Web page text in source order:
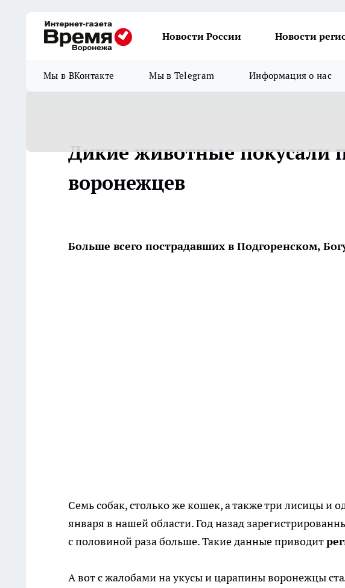
Новости России Новости
Мы в ВКонтакте Мы в Telegram Информация о нас
Дикие животные покусали
воронежцев
Больше всего пострадавших в Подгоренском,
Семь собак, столько же кошек, а также три лисицы и
января в нашей области. Год назад
с половиной раза больше. Такие данные приводит
А вот с жалобами на укусы и царапины воронежцы